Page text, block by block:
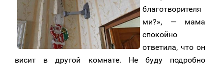
благотворителя
ми?», — мама
спокойно
ответила, что он
висит в другой комнате. Не буду подробно